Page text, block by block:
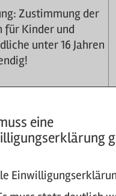
Zustimmung der
für Kinder und
unter 16 Jahren
eine